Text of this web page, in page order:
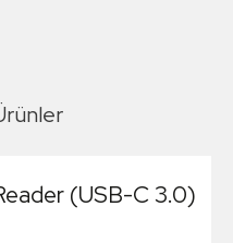
(USB-C 3.0)